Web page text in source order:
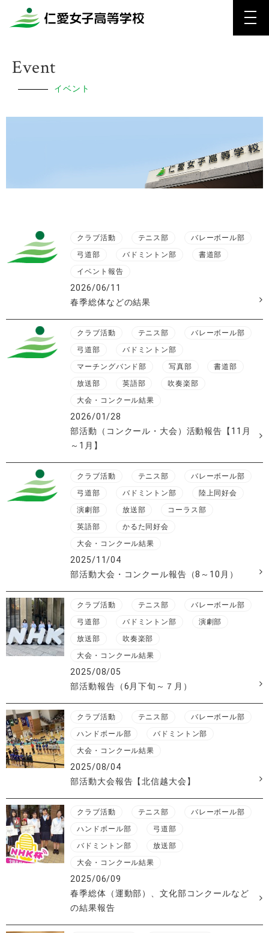
Event
イベント
クラブ活動 テニス部
バレーボール部
弓道部
バドミントン部
書道部
イベント報告
2026/06/11
春季総体などの結果
クラブ活動 テニス部
バレーボール部
弓道部
バドミントン部
マーチングバンド部
写真部
書道部
放送部
英語部
吹奏楽部
大会・コンクール結果
2026/01/28
部活動（コンクール・大会）活動報告【11月
～1月】
クラブ活動 テニス部
バレーボール部
弓道部
バドミントン部
陸上同好会
演劇部
放送部
コーラス部
英語部
かるた同好会
大会・コンクール結果
2025/11/04
部活動大会・コンクール報告（8～10月）
クラブ活動 テニス部
バレーボール部
弓道部
バドミントン部
演劇部
放送部
吹奏楽部
大会・コンクール結果
2025/08/05
部活動報告（6月下旬～７月）
クラブ活動 テニス部
バレーボール部
ハンドボール部
バドミントン部
大会・コンクール結果
2025/08/04
部活動大会報告【北信越大会】
クラブ活動 テニス部
バレーボール部
ハンドボール部
弓道部
バドミントン部
放送部
大会・コンクール結果
2025/06/09
春季総体（運動部）、文化部コンクールなど
の結果報告